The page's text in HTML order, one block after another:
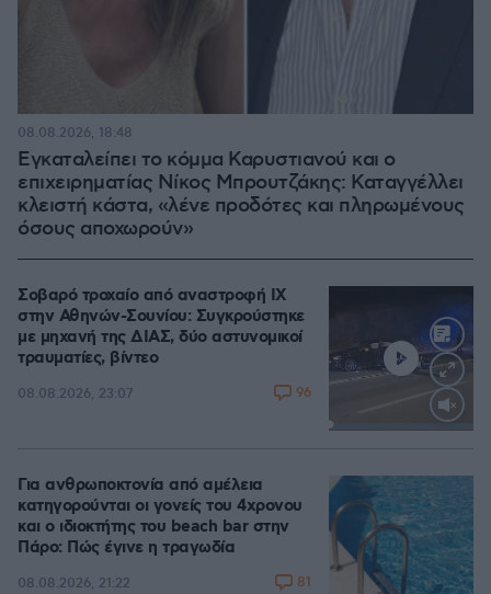
Εγκαταλείπει το κόμμα Καρυστιανού και ο
επιχειρηματίας Νίκος Μπρουτζάκης: Καταγγέλλει
κλειστή κάστα, «λένε προδότες και πληρωμένους
όσους αποχωρούν»
08.08.2026, 18:48
Σοβαρό τροχαίο από αναστροφή ΙΧ
στην Αθηνών-Σουνίου: Συγκρούστηκε
με μηχανή της ΔΙΑΣ, δύο αστυνομικοί
τραυματίες, βίντεο
08.08.2026, 23:07 96
Για ανθρωποκτονία από αμέλεια
κατηγορούνται οι γονείς του 4χρονου
και ο ιδιοκτήτης του beach bar στην
Πάρο: Πώς έγινε η τραγωδία
08.08.2026, 21:22 81